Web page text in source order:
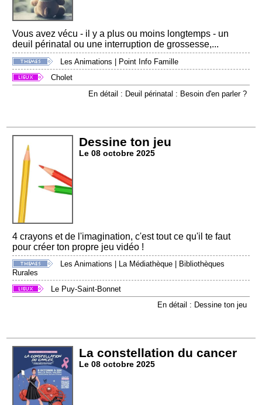
Vous avez vécu - il y a plus ou moins longtemps - un
deuil périnatal ou une interruption de grossesse,...
Les Animations | Point Info Famille
Cholet
En détail : Deuil périnatal : Besoin d'en parler ?
Dessine ton jeu
Le 08 octobre 2025
4 crayons et de l'imagination, c'est tout ce qu'il te faut
pour créer ton propre jeu vidéo !
Les Animations La Médiathèque
Bibliothèques
Rurales
Le Puy-Saint-Bonnet
En détail : Dessine ton jeu
La constellation du cancer
Le 08 octobre 2025